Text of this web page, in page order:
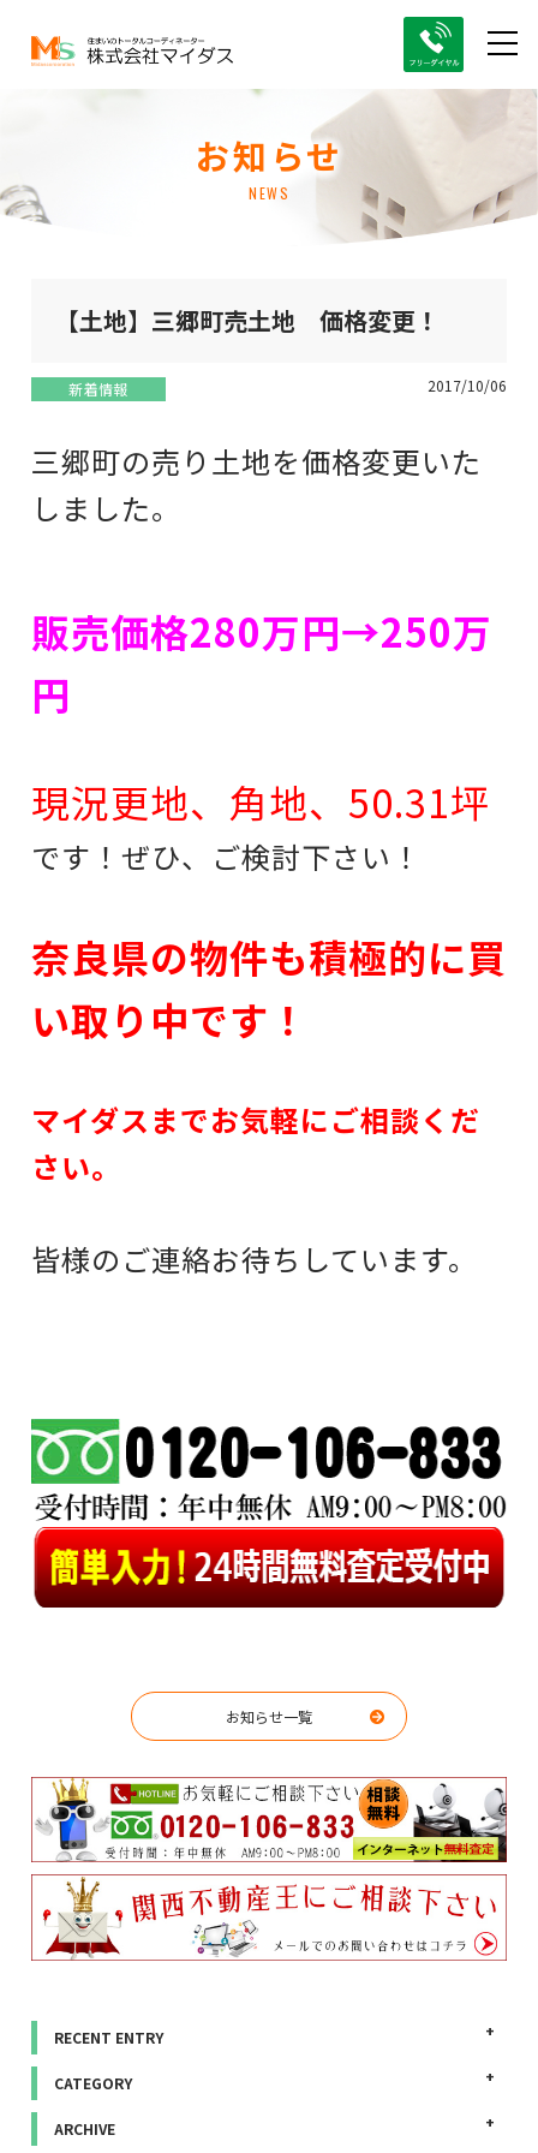
お知らせ
NEWS
【土地】三郷町売土地 価格変更！
新着情報 2017/10/06
三郷町の売り土地を価格変更いた
しました。
販売価格280万円→250万
円
現況更地、角地、50.31坪
です！ぜひ、ご検討下さい！
奈良県の物件も積極的に買
い取り中です！
マイダスまでお気軽にご相談くだ
さい。
皆様のご連絡お待ちしています。
お知らせ一覧
RECENT ENTRY
CATEGORY
ARCHIVE